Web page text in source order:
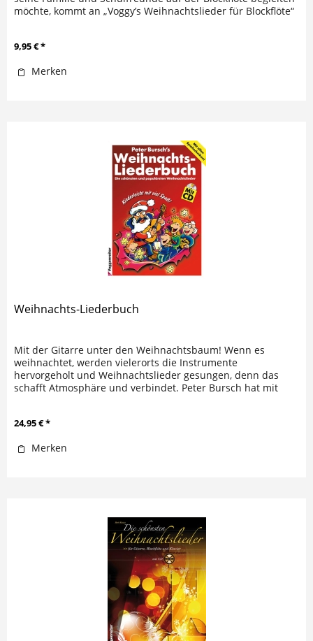
möchte, kommt an „Voggy’s Weihnachtslieder für Blockflöte“
9,95 € *
Merken
Weihnachts-Liederbuch
Mit der Gitarre unter den Weihnachtsbaum! Wenn es
weihnachtet, werden vielerorts die Instrumente
hervorgeholt und Weihnachtslieder gesungen, denn das
schafft Atmosphäre und verbindet. Peter Bursch hat mit
24,95 € *
Merken